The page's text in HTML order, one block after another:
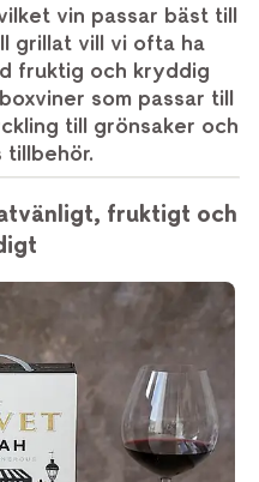
vin passar bäst till
grillat vill vi ofta ha
fruktig och kryddig
som passar till
till grönsaker och
tillbehör.
fruktigt och